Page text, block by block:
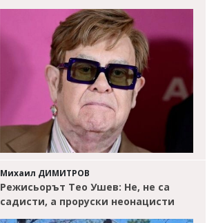
Михаил ДИМИТРОВ
Режисьорът Тео Ушев: Не, не са
садисти, а проруски неонацисти